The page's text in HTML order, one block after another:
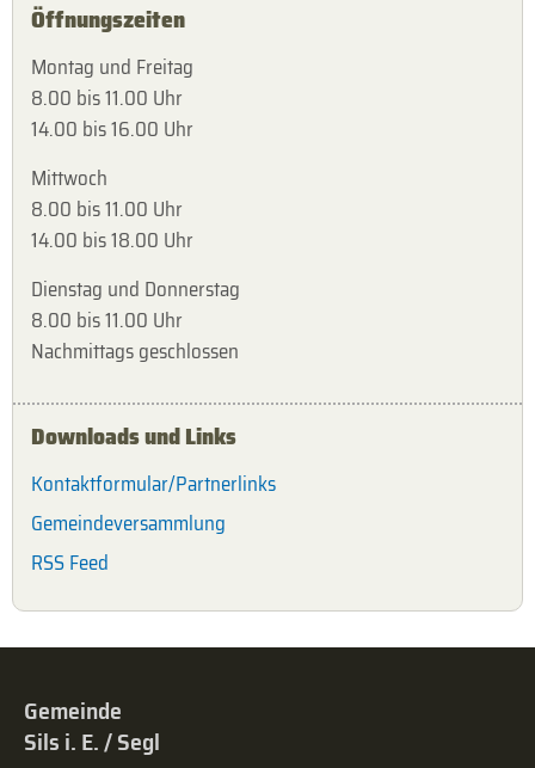
Öffnungszeiten
Montag und Freitag
8.00 bis 11.00 Uhr
14.00 bis 16.00 Uhr
Mittwoch
8.00 bis 11.00 Uhr
14.00 bis 18.00 Uhr
Dienstag und Donnerstag
8.00 bis 11.00 Uhr
Nachmittags geschlossen
Downloads und Links
Kontaktformular/Partnerlinks
Gemeindeversammlung
RSS Feed
Gemeinde
Sils i. E. / Segl